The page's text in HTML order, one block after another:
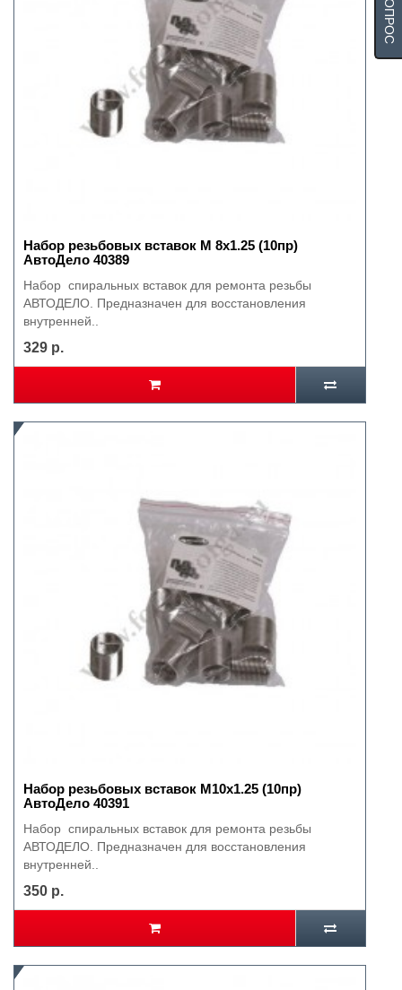
Набор резьбовых вставок М 8х1.25 (10пр)
АвтоДело 40389
Набор спиральных вставок для ремонта резьбы
АВТОДЕЛО. Предназначен для восстановления
внутренней..
329 р.
Набор резьбовых вставок М10х1.25 (10пр)
АвтоДело 40391
Набор спиральных вставок для ремонта резьбы
АВТОДЕЛО. Предназначен для восстановления
внутренней..
350 р.